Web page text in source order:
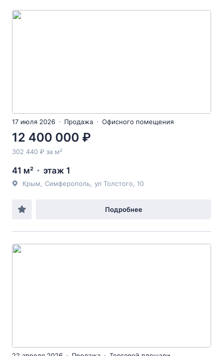
17 июля 2026 Продажа Офисного помещения
12 400 000 ₽
302 440 ₽ за м²
41 м² этаж 1
Крым Симферополь ул Толстого , 10
Подробнее